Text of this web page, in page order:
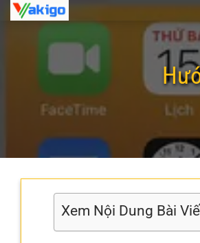
Chuyển
Xem Nội Dung Bài